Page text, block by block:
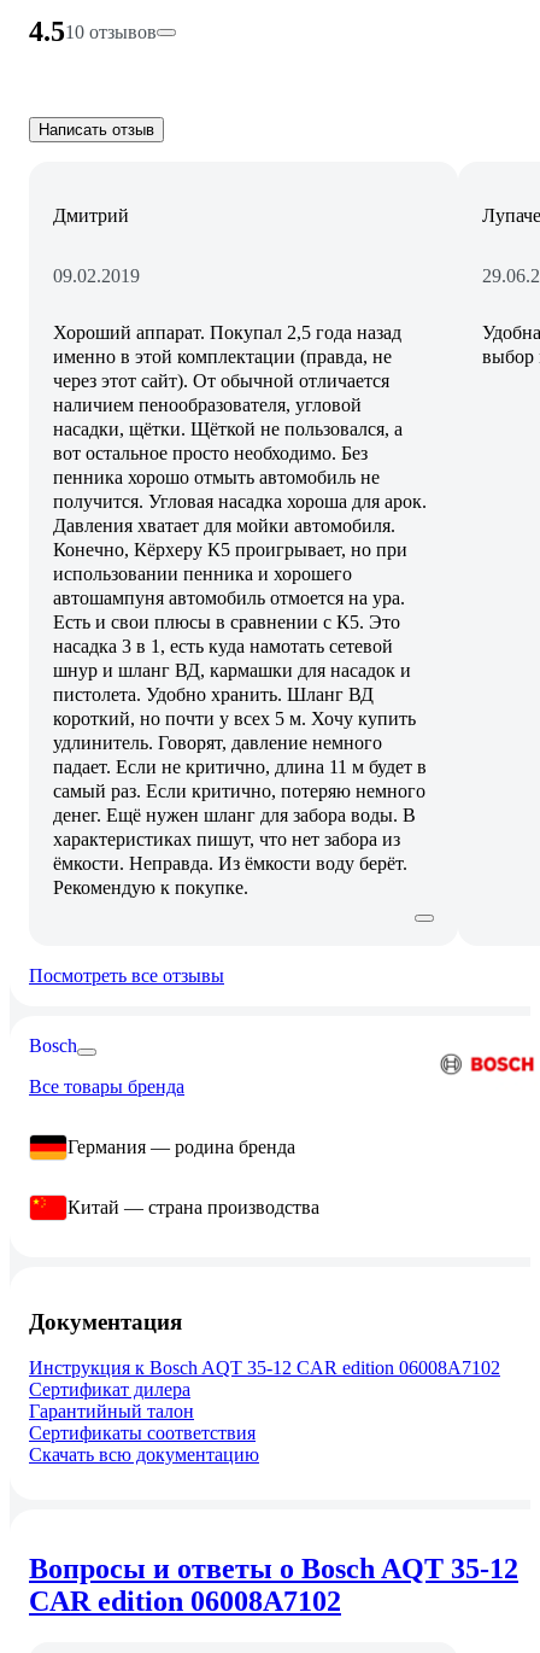
4.510 отзывов
Написать отзыв
Дмитрий
09.02.2019
Хороший аппарат. Покупал 2,5 года назад
именно в этой комплектации (правда, не
через этот сайт). От обычной отличается
наличием пенообразователя, угловой
насадки, щётки. Щёткой не пользовался, а
вот остальное просто необходимо. Без
пенника хорошо отмыть автомобиль не
получится. Угловая насадка хороша для арок.
Давления хватает для мойки автомобиля.
Конечно, Кёрхеру К5 проигрывает, но при
использовании пенника и хорошего
автошампуня автомобиль отмоется на ура.
Есть и свои плюсы в сравнении с К5. Это
насадка 3 в 1, есть куда намотать сетевой
шнур и шланг ВД, кармашки для насадок и
пистолета. Удобно хранить. Шланг ВД
короткий, но почти у всех 5 м. Хочу купить
удлинитель. Говорят, давление немного
падает. Если не критично, длина 11 м будет в
самый раз. Если критично, потеряю немного
денег. Ещё нужен шланг для забора воды. В
характеристиках пишут, что нет забора из
ёмкости. Неправда. Из ёмкости воду берёт.
Рекомендую к покупке.
выбор
Посмотреть все отзывы
Bosch
Все товары бренда
Германия — родина бренда
Китай — страна производства
Документация
Инструкция к Bosch AQT 35-12 CAR edition 06008A7102
Сертификат дилера
Гарантийный талон
Сертификаты соответствия
Скачать всю документацию
Вопросы и ответы о Bosch AQT 35-12
CAR edition 06008A7102